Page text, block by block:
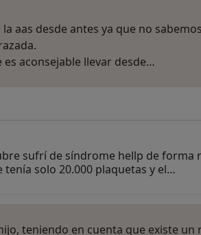
aas desde antes ya que no
aconsejable llevar desde…
sufrí de síndrome hellp de
tenía solo 20.000 plaquetas y el…
teniendo en cuenta que existe un